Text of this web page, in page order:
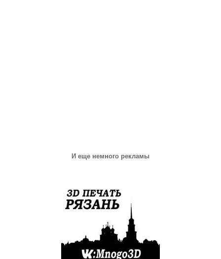
И еще немного рекламы